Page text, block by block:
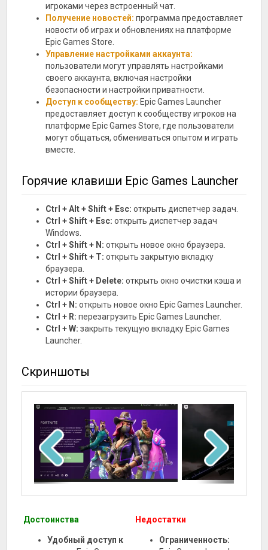
игроками через встроенный чат.
Получение новостей: программа предоставляет
новости об играх и обновлениях на платформе
Epic Games Store.
Управление настройками аккаунта:
пользователи могут управлять настройками
своего аккаунта, включая настройки
безопасности и настройки приватности.
Доступ к сообществу: Epic Games Launcher
предоставляет доступ к сообществу игроков на
платформе Epic Games Store, где пользователи
могут общаться, обмениваться опытом и играть
вместе.
Горячие клавиши Epic Games Launcher
Ctrl + Alt + Shift + Esc: открыть диспетчер задач.
Ctrl + Shift + Esc: открыть диспетчер задач
Windows.
Ctrl + Shift + N: открыть новое окно браузера.
Ctrl + Shift + T: открыть закрытую вкладку
браузера.
Ctrl + Shift + Delete: открыть окно очистки кэша и
истории браузера.
Ctrl + N: открыть новое окно Epic Games Launcher.
Ctrl + R: перезагрузить Epic Games Launcher.
Ctrl + W: закрыть текущую вкладку Epic Games
Launcher.
Скриншоты
Достоинства
Удобный доступ к
Недостатки
Ограниченность: